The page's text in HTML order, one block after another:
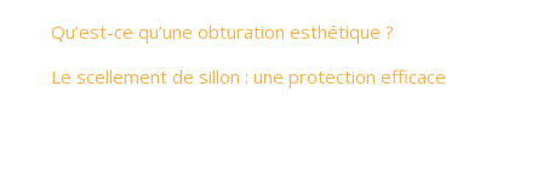
Qu’est-ce qu’une obturation esthétique ?
Le scellement de sillon : une protection efficace